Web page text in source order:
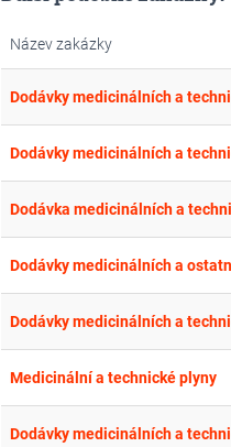
Název zakázky
Dodávky medicinálních a
Dodávka medicinálních a
Dodávky medicinálních a
Medicinální a technické plyny
Dodávky medicinálních a